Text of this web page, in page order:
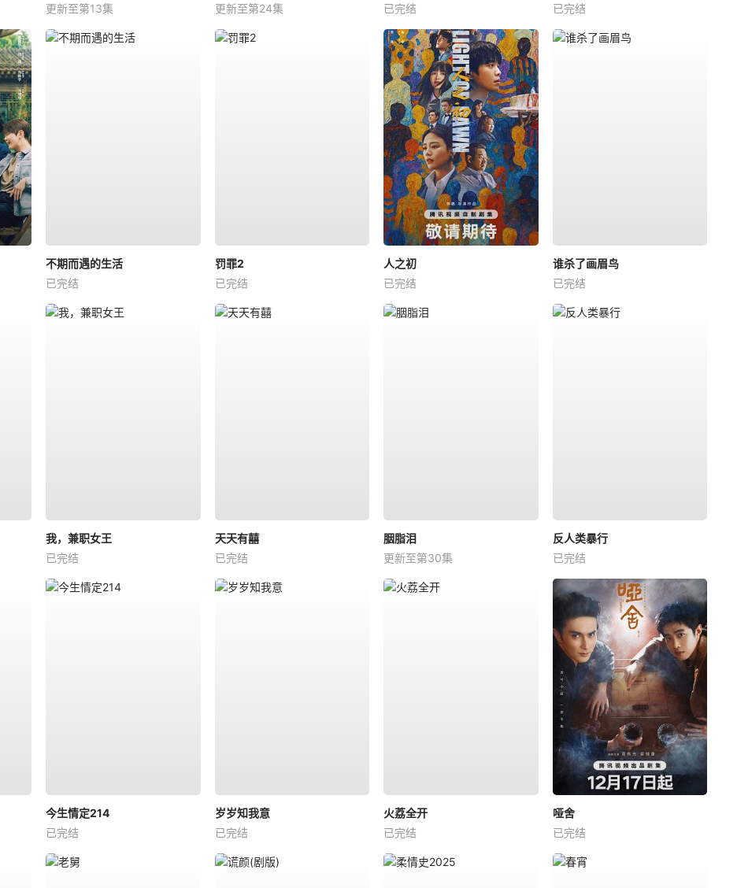
更新至第13集
更新至第24集
已完结
已完结
不期而遇的生活
已完结
罚罪2
已完结
人之初
已完结
谁杀了画眉鸟
已完结
我，兼职女王
已完结
天天有囍
已完结
胭脂泪
更新至第30集
反人类暴行
已完结
今生情定214
已完结
岁岁知我意
已完结
火荔全开
已完结
哑舍
已完结